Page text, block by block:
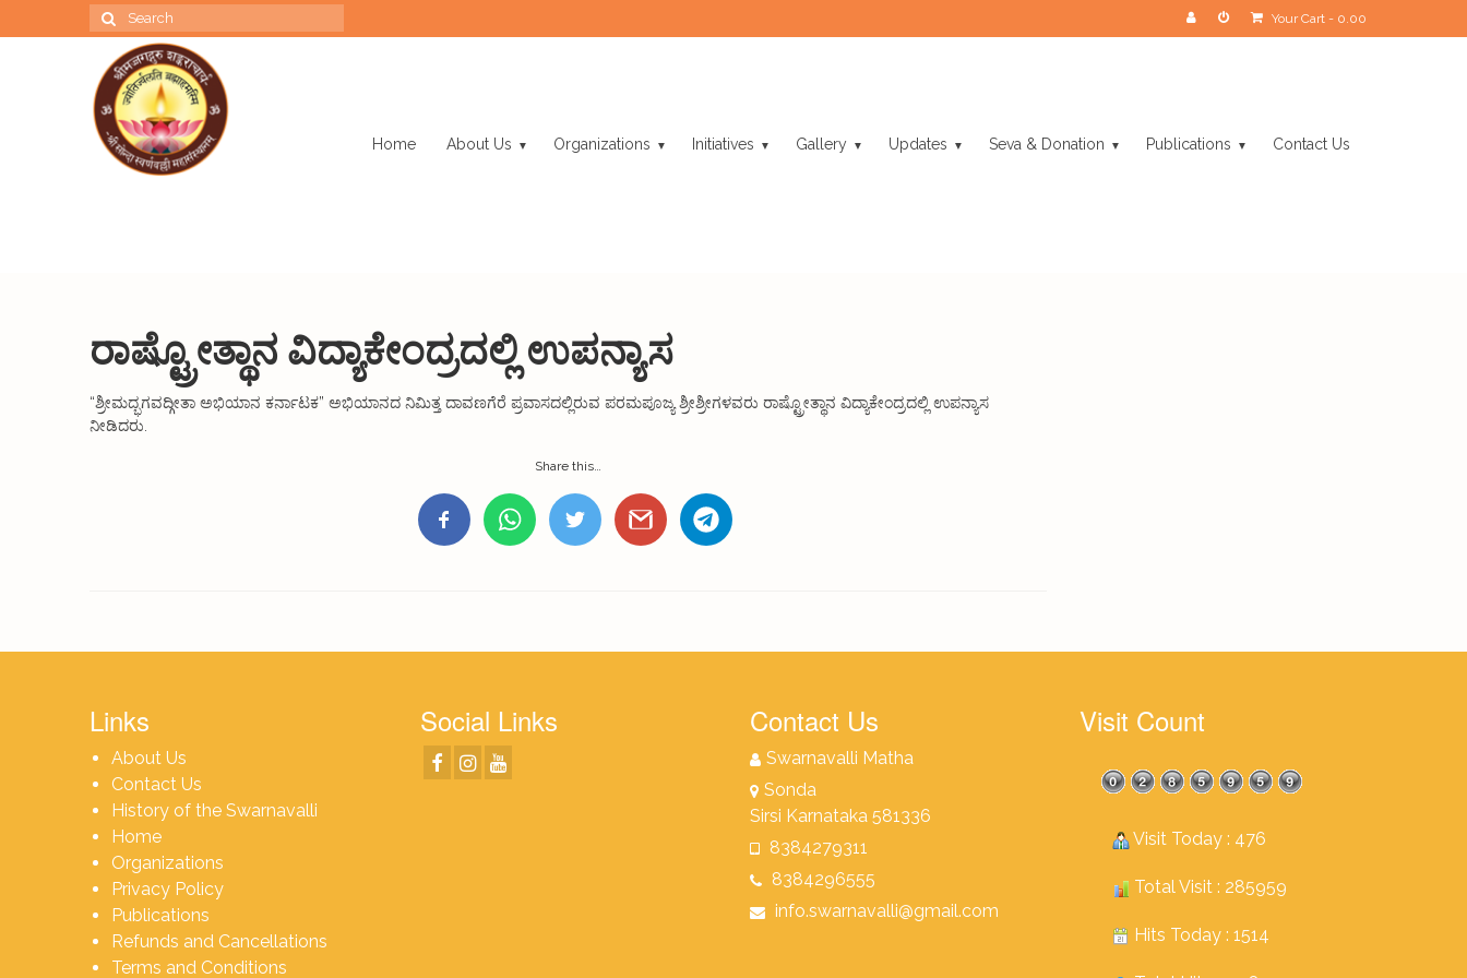
Your Cart - 0.00
Search
for:
Home About Us Organizations Initiatives Gallery Updates Seva & Donation Publications Contact Us
ರಾಷ್ಟ್ರೋತ್ಥಾನ ವಿದ್ಯಾಕೇಂದ್ರದಲ್ಲಿ ಉಪನ್ಯಾಸ
“ಶ್ರೀಮದ್ಭಗವದ್ಗೀತಾ ಅಭಿಯಾನ ಕರ್ನಾಟಕ” ಅಭಿಯಾನದ ನಿಮಿತ್ತ ದಾವಣಗೆರೆ ಪ್ರವಾಸದಲ್ಲಿರುವ ಪರಮಪೂಜ್ಯ ಶ್ರೀಶ್ರೀಗಳವರು ರಾಷ್ಟ್ರೋತ್ಥಾನ ವಿದ್ಯಾಕೇಂದ್ರದಲ್ಲಿ ಉಪನ್ಯಾಸ
ನೀಡಿದರು.
Share this…
Links
About Us
Contact Us
History of the Swarnavalli
Home
Organizations
Privacy Policy
Publications
Refunds and Cancellations
Terms and Conditions
Social Links Contact Us
Swarnavalli Matha
Sonda
Sirsi Karnataka 581336
8384279311
8384296555
info.swarnavalli@gmail.com
Visit Count
Visit Today : 476
Total Visit : 285959
Hits Today : 1514